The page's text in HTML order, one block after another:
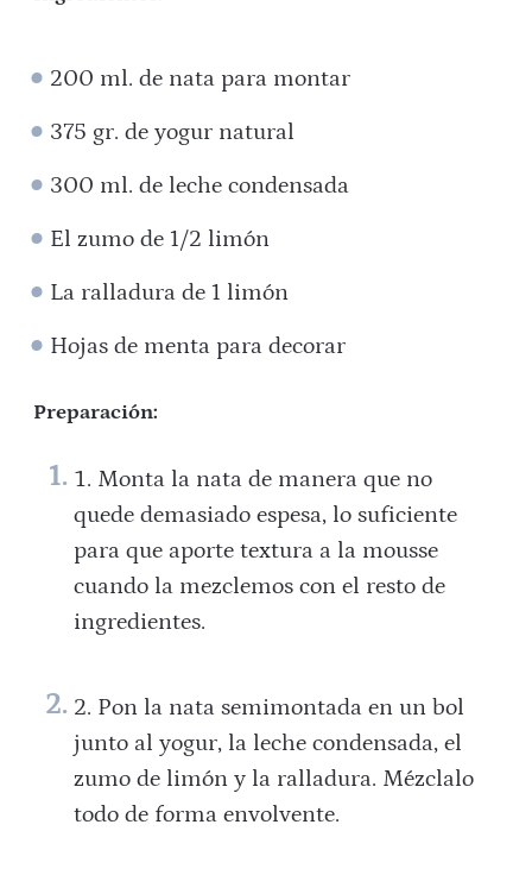
200 ml. de nata para montar
375 gr. de yogur natural
300 ml. de leche condensada
El zumo de 1/2 limón
La ralladura de 1 limón
Hojas de menta para decorar
Preparación:
Monta la nata de manera que no
quede demasiado espesa, lo suficiente
para que aporte textura a la mousse
cuando la mezclemos con el resto de
ingredientes.
Pon la nata semimontada en un bol
junto al yogur, la leche condensada, el
zumo de limón y la ralladura. Mézclalo
todo de forma envolvente.